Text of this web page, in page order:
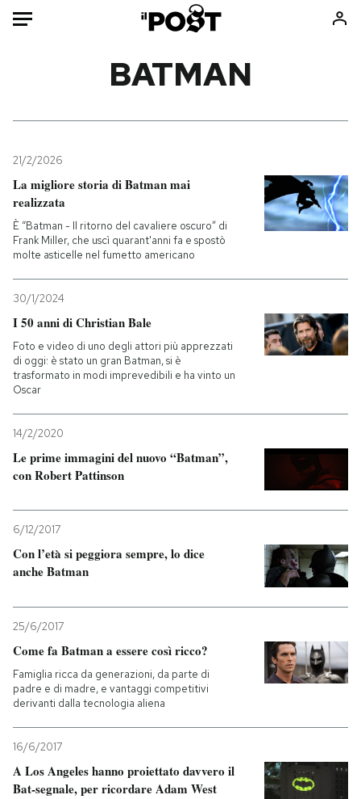
Mondo
Politica
Tecnologia
Internet
Scienza
Economia
Sport
Consumismi
Ok Boomer!
Mondiali calcio 2026
PODCAST
SHOP
CALENDARIO
AREA PERSONALE
Entra
BATMAN
21/2/2026
La migliore storia di Batman mai
realizzata
È “Batman - Il ritorno del cavaliere oscuro” di
Frank Miller, che uscì quarant'anni fa e spostò
molte asticelle nel fumetto americano
30/1/2024
I 50 anni di Christian Bale
Foto e video di uno degli attori più apprezzati
di oggi: è stato un gran Batman, si è
trasformato in modi imprevedibili e ha vinto un
Oscar
14/2/2020
Le prime immagini del nuovo “Batman”,
con Robert Pattinson
6/12/2017
Con l’età si peggiora sempre, lo dice
anche Batman
25/6/2017
Come fa Batman a essere così ricco?
Famiglia ricca da generazioni, da parte di
padre e di madre, e vantaggi competitivi
derivanti dalla tecnologia aliena
16/6/2017
A Los Angeles hanno proiettato davvero il
Bat-segnale, per ricordare Adam West